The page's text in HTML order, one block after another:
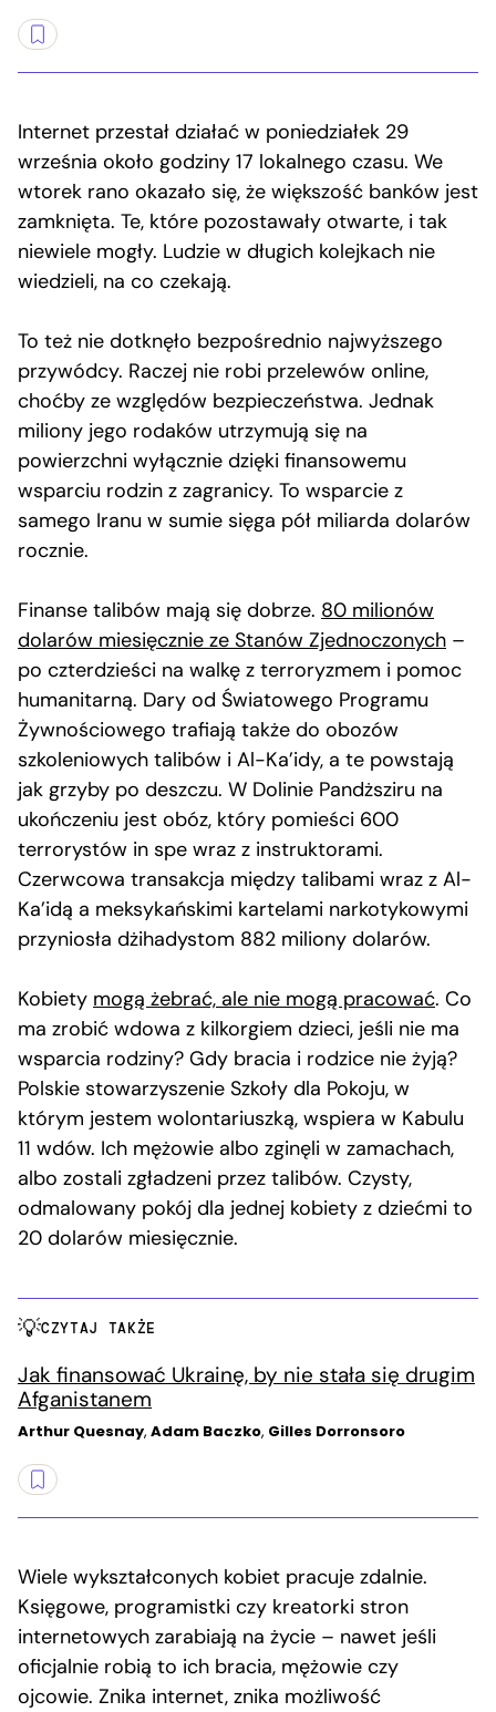
Internet przestał działać w poniedziałek 29
września około godziny 17 lokalnego czasu. We
wtorek rano okazało się, że większość banków jest
zamknięta. Te, które pozostawały otwarte, i tak
niewiele mogły. Ludzie w długich kolejkach nie
wiedzieli, na co czekają.
To też nie dotknęło bezpośrednio najwyższego
przywódcy. Raczej nie robi przelewów online,
choćby ze względów bezpieczeństwa. Jednak
miliony jego rodaków utrzymują się na
powierzchni wyłącznie dzięki finansowemu
wsparciu rodzin z zagranicy. To wsparcie z
samego Iranu w sumie sięga pół miliarda dolarów
rocznie.
Finanse talibów mają się dobrze. 80 milionów
dolarów miesięcznie ze Stanów Zjednoczonych –
po czterdzieści na walkę z terroryzmem i pomoc
humanitarną. Dary od Światowego Programu
Żywnościowego trafiają także do obozów
szkoleniowych talibów i Al-Ka’idy, a te powstają
jak grzyby po deszczu. W Dolinie Pandższiru na
ukończeniu jest obóz, który pomieści 600
terrorystów in spe wraz z instruktorami.
Czerwcowa transakcja między talibami wraz z Al-
Ka’idą a meksykańskimi kartelami narkotykowymi
przyniosła dżihadystom 882 miliony dolarów.
Kobiety mogą żebrać, ale nie mogą pracować. Co
ma zrobić wdowa z kilkorgiem dzieci, jeśli nie ma
wsparcia rodziny? Gdy bracia i rodzice nie żyją?
Polskie stowarzyszenie Szkoły dla Pokoju, w
którym jestem wolontariuszką, wspiera w Kabulu
11 wdów. Ich mężowie albo zginęli w zamachach,
albo zostali zgładzeni przez talibów. Czysty,
odmalowany pokój dla jednej kobiety z dziećmi to
20 dolarów miesięcznie.
CZYTAJ TAKŻE
Jak finansować Ukrainę, by nie stała się drugim
Afganistanem
Arthur Quesnay, Adam Baczko, Gilles Dorronsoro
Wiele wykształconych kobiet pracuje zdalnie.
Księgowe, programistki czy kreatorki stron
internetowych zarabiają na życie – nawet jeśli
oficjalnie robią to ich bracia, mężowie czy
ojcowie. Znika internet, znika możliwość